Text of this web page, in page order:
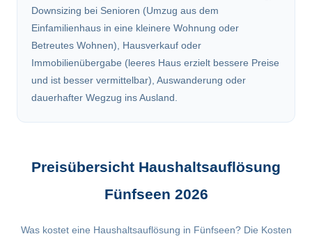
Downsizing bei Senioren (Umzug aus dem
Einfamilienhaus in eine kleinere Wohnung oder
Betreutes Wohnen), Hausverkauf oder
Immobilienübergabe (leeres Haus erzielt bessere Preise
und ist besser vermittelbar), Auswanderung oder
dauerhafter Wegzug ins Ausland.
Preisübersicht Haushaltsauflösung
Fünfseen 2026
Was kostet eine Haushaltsauflösung in Fünfseen? Die Kosten